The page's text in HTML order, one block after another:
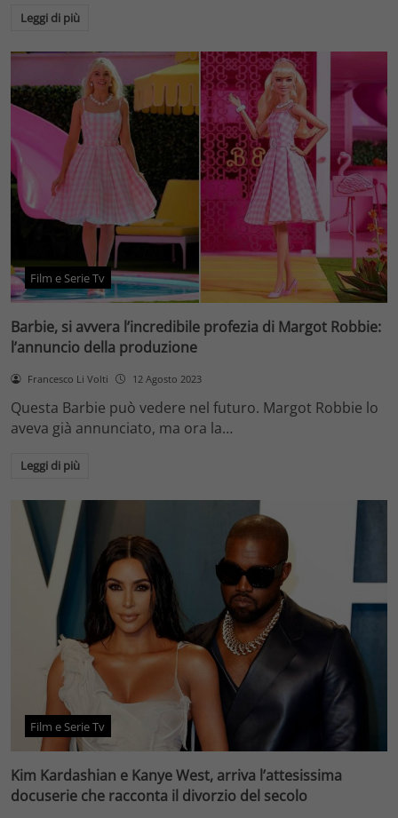
Leggi di più
Film e Serie Tv
Barbie, si avvera l’incredibile profezia di Margot Robbie:
l’annuncio della produzione
Francesco Li Volti 12 Agosto 2023
Questa Barbie può vedere nel futuro. Margot Robbie lo
aveva già annunciato, ma ora la…
Leggi di più
Film e Serie Tv
Kim Kardashian e Kanye West, arriva l’attesissima
docuserie che racconta il divorzio del secolo